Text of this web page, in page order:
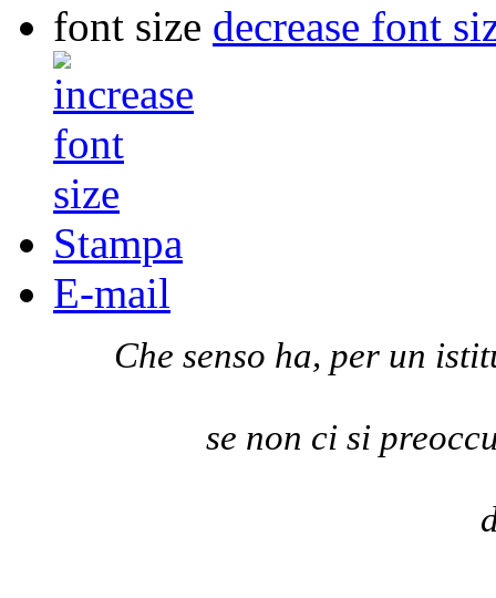
font size decrease font
Stampa
E-mail
Che senso ha, per un
se non ci si